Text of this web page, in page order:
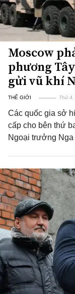
Moscow
phương
gửi vũ khí
THẾ GIỚI Thứ
Các quốc gia sở
cấp cho bên thứ
Ngoại trưởng Nga